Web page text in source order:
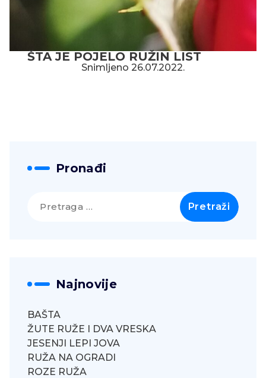
ŠTA JE POJELO RUŽIN LIST
Snimljeno 26.07.2022.
Pronađi
Najnovije
BAŠTA
ŽUTE RUŽE I DVA VRESKA
JESENJI LEPI JOVA
RUŽA NA OGRADI
ROZE RUŽA